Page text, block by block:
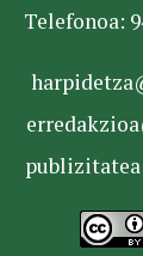
Telefonoa: